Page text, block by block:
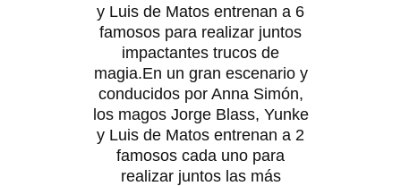
y Luis de Matos entrenan a 6
famosos para realizar juntos
impactantes trucos de
magia.En un gran escenario y
conducidos por Anna Simón,
los magos Jorge Blass, Yunke
y Luis de Matos entrenan a 2
famosos cada uno para
realizar juntos las más